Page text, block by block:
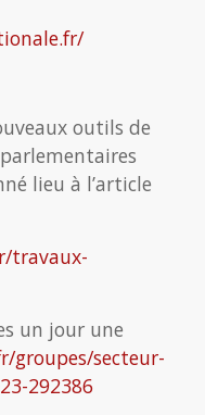
outils de
lieu à l’article
travaux-
un jour une
groupes/secteur-
292386